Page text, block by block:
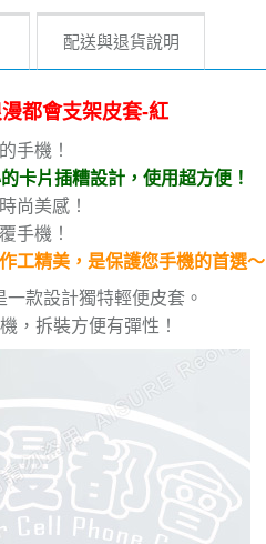
配送與退貨說明
都會支架皮套-紅
手機！
卡片插糟設計，使用超方便！
尚美感！
手機！
工精美，是保護您手機的首選～
款設計獨特輕便皮套。
，拆裝方便有彈性！